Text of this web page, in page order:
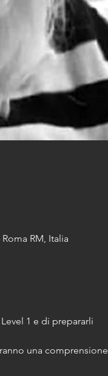
RM, Italia
1 e di prepararli
una comprensione